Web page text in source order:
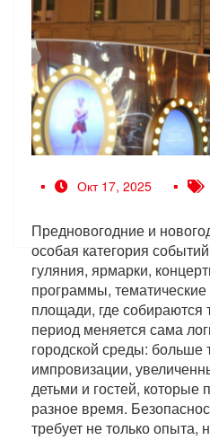
Окт 17, 2025
Предновогодние и
особая категория
гуляния, ярмарки,
программы,
площади, где собираются
период меняется сама
городской среды: больше
импровизации,
детьми и гостей, которые
разное время.
требует не только опыта,